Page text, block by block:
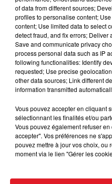
15 juillet 2026
BÉTHUNE: ENQUÊTE
Selon les premiers
à des prostituées
of data from different sources;
profiles to personalise content;
content; Use limited data to select
detect fraud, and fix errors;
Save and communicate privacy
process personal data such as IP
following functionalities: Identify
requested; Use precise
other data sources; Link different
information transmitted
Vous pouvez accepter en cliquant
sélectionnant les finalités et/ou
Vous pouvez également refuser
accepter". Vos préférences ne
pouvez mettre à jour vos choix, ou
moment via le lien "Gérer les